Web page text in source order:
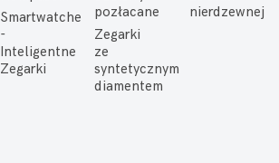
Smartwatche
-
Inteligentne
Zegarki
pozłacane
nierdzewnej
Zegarki
ze
syntetycznym
diamentem